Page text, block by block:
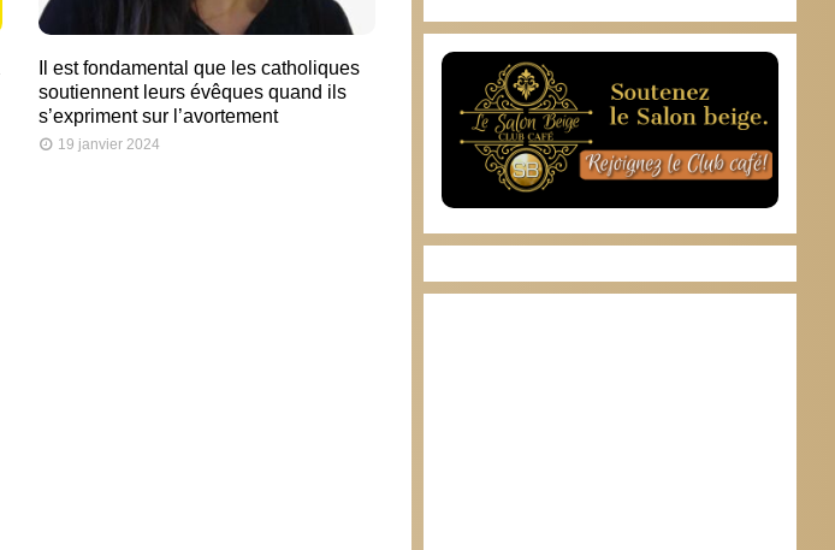
Il est fondamental que les catholiques
soutiennent leurs évêques quand ils
s’expriment sur l’avortement
19 janvier 2024
Soutenez la Marche pour la Vie
6 décembre 2025